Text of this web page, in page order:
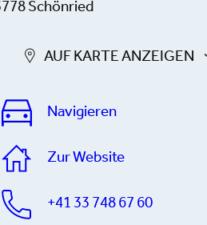
Schönried
AUF KARTE ANZEIGEN
Navigieren
Zur Website
+41 33 748 67 60